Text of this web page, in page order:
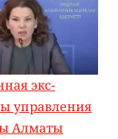
экс-
управления
Алматы